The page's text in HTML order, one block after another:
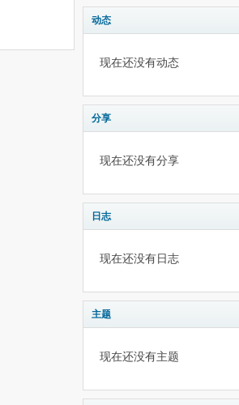
动态
现在还没有动态
分享
现在还没有分享
日志
现在还没有日志
主题
现在还没有主题